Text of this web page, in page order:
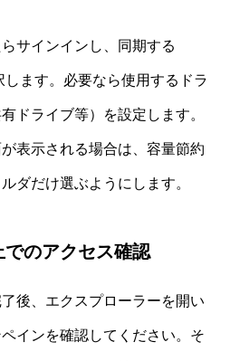
サインインし、同期する
ます。必要なら使用するドラ
ドライブ等）を設定します。
表示される場合は、容量節約
ダだけ選ぶようにします。
のアクセス確認
後、エクスプローラーを開い
インを確認してください。そ